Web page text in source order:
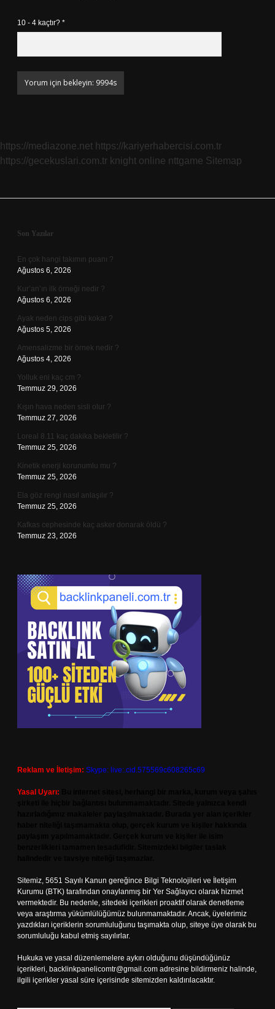
10 - 4 kaçtır? *
https://mediazone.net https://kariyerhabercisi.com.tr
https://gecekuslari.com.tr knight online nttgame Sitemap
Sidebar
Son Yazılar
En çok hangi takımın puanı ?
Ağustos 6, 2026
Kur’an’ın ilk örneği nedir ?
Ağustos 6, 2026
Ayak neden cips gibi kokar ?
Ağustos 5, 2026
Amensalizme bir örnek nedir ?
Ağustos 4, 2026
Yolluk eni kaç cm ?
Temmuz 29, 2026
Kışın hava neden sisli olur ?
Temmuz 27, 2026
Loreal 8.11 kaç dakika bekletilir ?
Temmuz 25, 2026
Kinetik enerji korunumlu mu ?
Temmuz 25, 2026
Ela göz rengi nasıl anlaşılır ?
Temmuz 25, 2026
Kafkas cephesinde kaç asker donarak öldü ?
Temmuz 23, 2026
Reklam ve İletişim: Skype: live:.cid.575569c608265c69
Yasal Uyarı:
Sitemiz, 5651 Sayılı Kanun gereğince Bilgi Teknolojileri ve İletişim
Kurumu (BTK) tarafından onaylanmış bir Yer Sağlayıcı olarak hizmet
vermektedir. Bu nedenle, sitedeki içerikleri proaktif olarak denetleme
veya araştırma yükümlülüğümüz bulunmamaktadır. Ancak, üyelerimiz
yazdıkları içeriklerin sorumluluğunu taşımakta olup, siteye üye olarak bu
sorumluluğu kabul etmiş sayılırlar.
Hukuka ve yasal düzenlemelere aykırı olduğunu düşündüğünüz
içerikleri, backlinkpanelicomtr@gmail.com adresine bildirmeniz halinde,
ilgili içerikler yasal süre içerisinde sitemizden kaldırılacaktır.